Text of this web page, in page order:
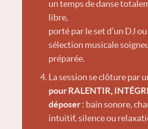
un temps de danse
libre,
porté par le set d’un DJ
sélection musicale
préparée.
La session se clôture par
pour RALENTIR,
déposer: bain sonore,
intuitif, silence ou